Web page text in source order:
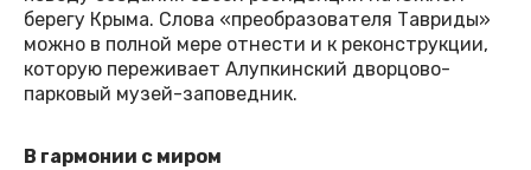
берегу Крыма. Слова «преобразователя Тавриды»
можно в полной мере отнести и к реконструкции,
которую переживает Алупкинский дворцово-
парковый музей-заповедник.
В гармонии с миром